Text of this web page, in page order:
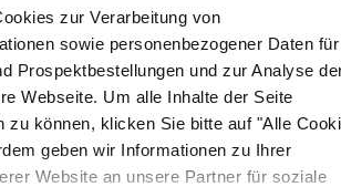
zur Verarbeitung von
sowie personenbezogener Daten
Prospektbestellungen und zur Analyse
Webseite. Um alle Inhalte der Seite
zu können, klicken Sie bitte auf "Alle
geben wir Informationen zu Ihrer
Website an unsere Partner für soziale